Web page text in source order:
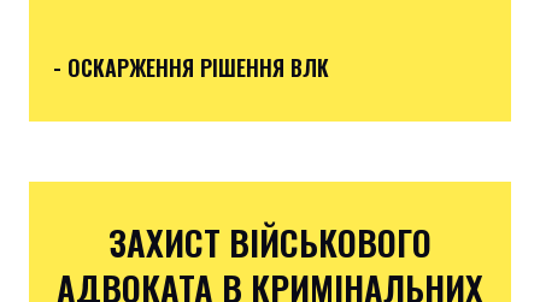
- ОСКАРЖЕННЯ РІШЕННЯ ВЛК
ЗАХИСТ ВІЙСЬКОВОГО
АДВОКАТА В КРИМІНАЛЬНИХ